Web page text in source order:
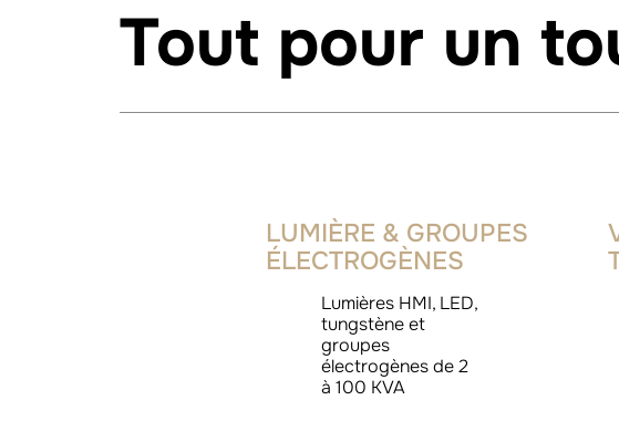
Tout pour un
LUMIÈRE & GROUPES
ÉLECTROGÈNES
Lumières HMI, LED,
tungstène et
groupes
électrogènes de 2
à 100 KVA